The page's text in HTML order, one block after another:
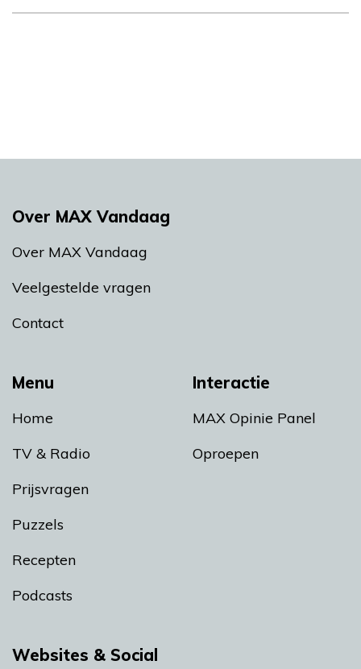
Menu
Home
TV & Radio
Prijsvragen
Puzzels
Recepten
Podcasts
Interactie
MAX Opinie Panel
Oproepen
Over MAX Vandaag
Over MAX Vandaag
Veelgestelde vragen
Contact
Websites & Social